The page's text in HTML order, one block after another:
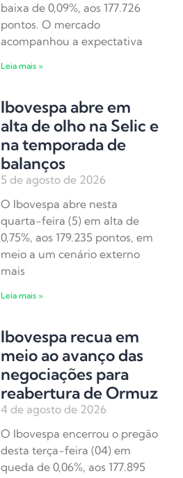
baixa de 0,09%, aos 177.726
pontos. O mercado
acompanhou a expectativa
Leia mais »
Ibovespa abre em
alta de olho na Selic e
na temporada de
balanços
5 de agosto de 2026
O Ibovespa abre nesta
quarta-feira (5) em alta de
0,75%, aos 179.235 pontos, em
meio a um cenário externo
mais
Leia mais »
Ibovespa recua em
meio ao avanço das
negociações para
reabertura de Ormuz
4 de agosto de 2026
O Ibovespa encerrou o pregão
desta terça-feira (04) em
queda de 0,06%, aos 177.895